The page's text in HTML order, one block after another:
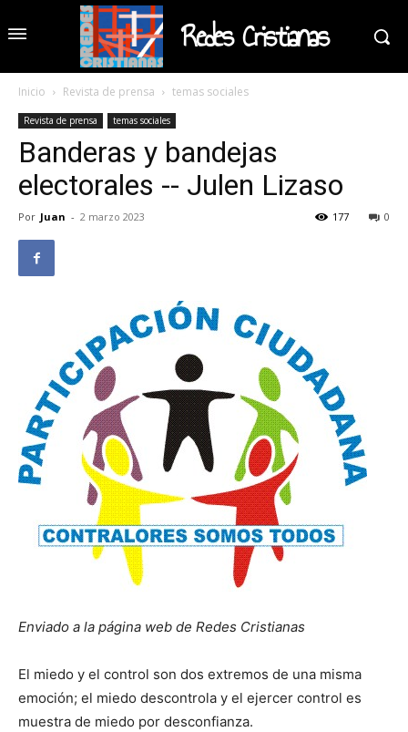
Redes Cristianas
Inicio Revista de prensa temas sociales
Revista de prensa temas sociales
Banderas y bandejas
electorales -- Julen Lizaso
Por Juan - 2 marzo 2023 0
177
Enviado a la página web de Redes Cristianas
El miedo y el control son dos extremos de una misma
emoción; el miedo descontrola y el ejercer control es
muestra de miedo por desconfianza.